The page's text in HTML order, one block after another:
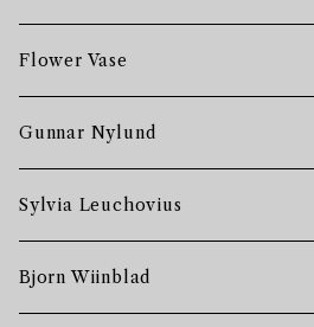
Flower Vase
Gunnar Nylund
Sylvia Leuchovius
Bjorn Wiinblad